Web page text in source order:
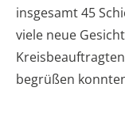
insgesamt 45
viele neue
begrüßen